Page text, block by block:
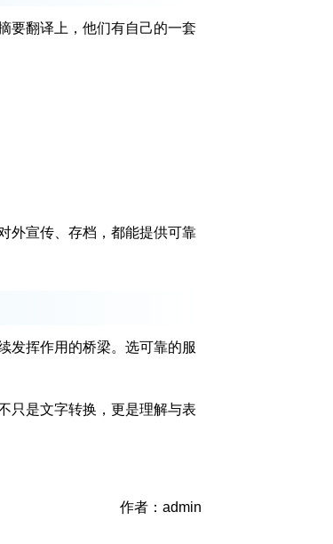
翻译上，他们有自己的一套
宣传、存档，都能提供可靠
挥作用的桥梁。选可靠的服
是文字转换，更是理解与表
作者：admin